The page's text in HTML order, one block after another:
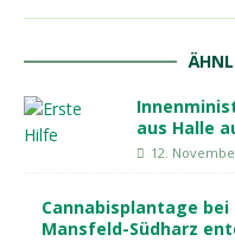
aus Halle
12.
Cannabisplantage
Mansfeld-Südharz